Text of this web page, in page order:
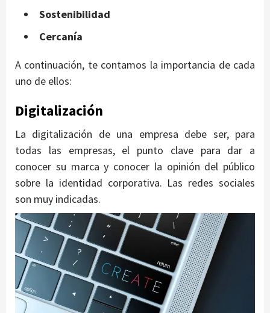
Sostenibilidad
Cercanía
A continuación, te contamos la importancia de cada
uno de ellos:
Digitalización
La digitalización de una empresa debe ser, para
todas las empresas, el punto clave para dar a
conocer su marca y conocer la opinión del público
sobre la identidad corporativa. Las redes sociales
son muy indicadas.